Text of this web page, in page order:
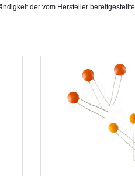
der vom Hersteller